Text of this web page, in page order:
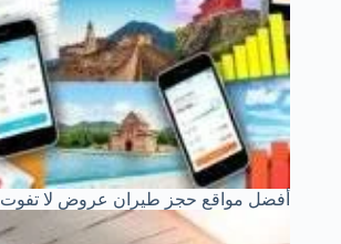
أفضل مواقع حجز طيران عروض لا تفوت